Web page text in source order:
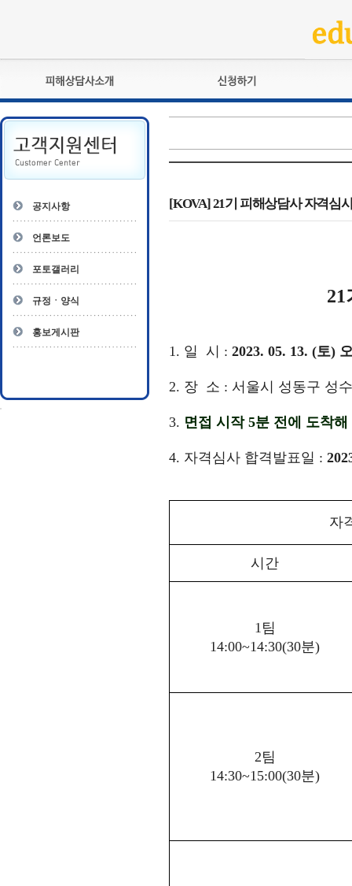
피해상담사란?
자격관리규정
상담사 자격증 확인
- 피해상담사 1급
- 전문수련감독자
- 전문수련기관
교육훈련
자격복원
공지사항
언론보도
포토갤러리
규정ㆍ양식
홍보게시판
[KOVA] 21기 피해상담사 자격심
1. 일 시 : 2023. 05. 13. (토)
2. 장 소 : 서울시 성동구 성
3. 면접 시작 5분 전에 도착
4. 자격심사 합격발표일 :
자
시간
1팀
14:00~14:30(30분)
2팀
14:30~15:00(30분)